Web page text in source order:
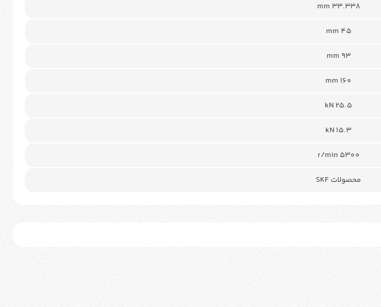
33.338 mm
45 mm
93 mm
160 mm
25.5 kN
15.3 kN
5300 r/min
محصولات SKF